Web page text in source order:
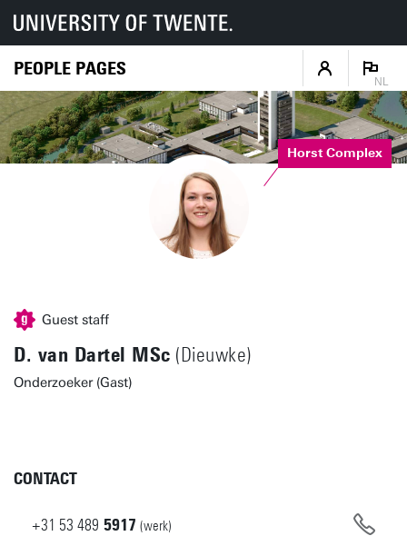
PEOPLE PAGES
NL
Horst Complex
Guest staff
D. van Dartel MSc (Dieuwke)
Onderzoeker (Gast)
CONTACT
+31 53 489 5917 (werk)